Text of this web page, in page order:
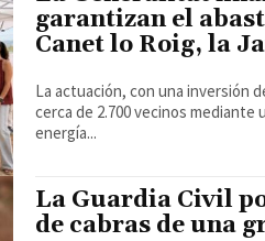
garantizan el
Canet lo Roig, la
La actuación, con una inversión
cerca de 2.700 vecinos
energía...
La Guardia Civil
de cabras de una